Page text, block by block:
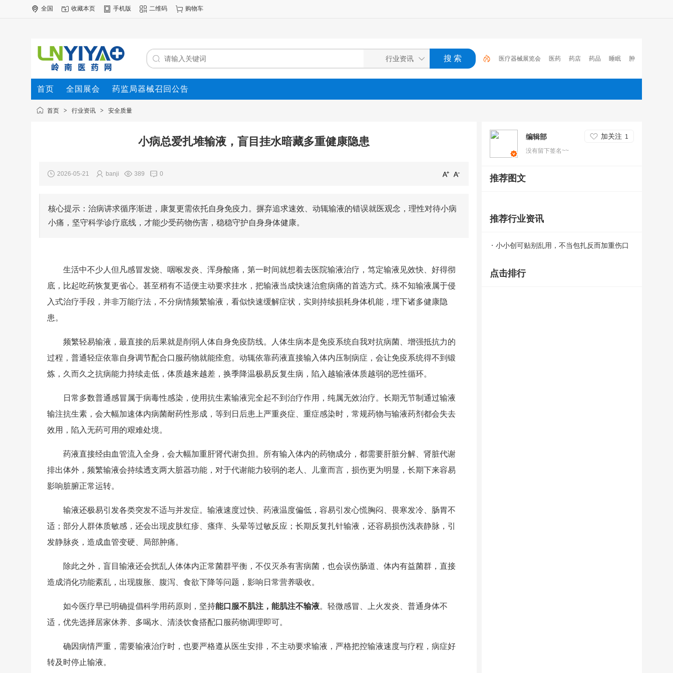
全国 收藏本页 手机版 二维码 购物车
医疗器械展览会 医药 药店 药品 睡眠 肿
瘤 医保 电子处方流转平台 2023 心脑血管疾
病
首页 全国展会 药监局器械召回公告
首页 > 行业资讯 > 安全质量
小病总爱扎堆输液，盲目挂水暗藏多重健康隐患
2026-05-21 banji 389 0
核心提示：治病讲求循序渐进，康复更需依托自身免疫力。摒弃追求速效、动辄输液的错误就医观念，理性对待小病
小痛，坚守科学诊疗底线，才能少受药物伤害，稳稳守护自身身体健康。
生活中不少人但凡感冒发烧、咽喉发炎、浑身酸痛，第一时间就想着去医院输液治疗，笃定输液见效快、好得彻
底，比起吃药恢复更省心。甚至稍有不适便主动要求挂水，把输液当成快速治愈病痛的首选方式。殊不知输液属于侵
入式治疗手段，并非万能疗法，不分病情频繁输液，看似快速缓解症状，实则持续损耗身体机能，埋下诸多健康隐
患。
频繁轻易输液，最直接的后果就是削弱人体自身免疫防线。人体生病本是免疫系统自我对抗病菌、增强抵抗力的
过程，普通轻症依靠自身调节配合口服药物就能痊愈。动辄依靠药液直接输入体内压制病症，会让免疫系统得不到锻
炼，久而久之抗病能力持续走低，体质越来越差，换季降温极易反复生病，陷入越输液体质越弱的恶性循环。
日常多数普通感冒属于病毒性感染，使用抗生素输液完全起不到治疗作用，纯属无效治疗。长期无节制通过输液
输注抗生素，会大幅加速体内病菌耐药性形成，等到日后患上严重炎症、重症感染时，常规药物与输液药剂都会失去
效用，陷入无药可用的艰难处境。
药液直接经由血管流入全身，会大幅加重肝肾代谢负担。所有输入体内的药物成分，都需要肝脏分解、肾脏代谢
排出体外，频繁输液会持续透支两大脏器功能，对于代谢能力较弱的老人、儿童而言，损伤更为明显，长期下来容易
影响脏腑正常运转。
输液还极易引发各类突发不适与并发症。输液速度过快、药液温度偏低，容易引发心慌胸闷、畏寒发冷、肠胃不
适；部分人群体质敏感，还会出现皮肤红疹、瘙痒、头晕等过敏反应；长期反复扎针输液，还容易损伤浅表静脉，引
发静脉炎，造成血管变硬、局部肿痛。
除此之外，盲目输液还会扰乱人体体内正常菌群平衡，不仅灭杀有害病菌，也会误伤肠道、体内有益菌群，直接
造成消化功能紊乱，出现腹胀、腹泻、食欲下降等问题，影响日常营养吸收。
如今医疗早已明确提倡科学用药原则，坚持能口服不肌注，能肌注不输液。轻微感冒、上火发炎、普通身体不
适，优先选择居家休养、多喝水、清淡饮食搭配口服药物调理即可。
确因病情严重，需要输液治疗时，也要严格遵从医生安排，不主动要求输液，严格把控输液速度与疗程，病症好
转及时停止输液。
编辑部 加关注 1
没有留下签名~~
推荐图文
推荐行业资讯
小小创可贴别乱用，不当包扎反而加重伤口
点击排行